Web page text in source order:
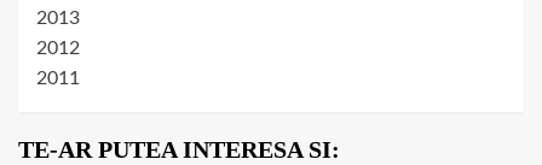
2013
2012
2011
TE-AR PUTEA INTERESA SI: